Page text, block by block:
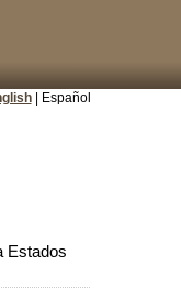
| Español
Estados